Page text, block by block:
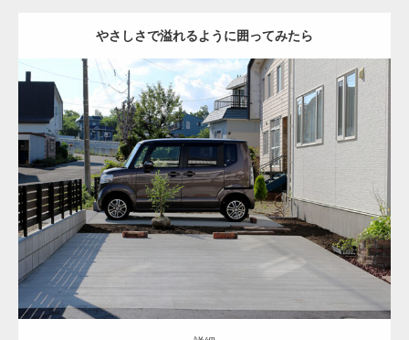
やさしさで溢れるように囲ってみたら
クローズ ナチュラル シンプル 門まわり 駐車スペース
土間コンクリート 花壇 南区 新築住宅
詳細